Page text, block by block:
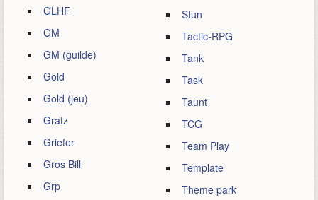
GLHF
GM
GM (guilde)
Gold
Gold (jeu)
Gratz
Griefer
Gros Bill
Grp
Stun
Tactic-RPG
Tank
Task
Taunt
TCG
Team Play
Template
Theme park